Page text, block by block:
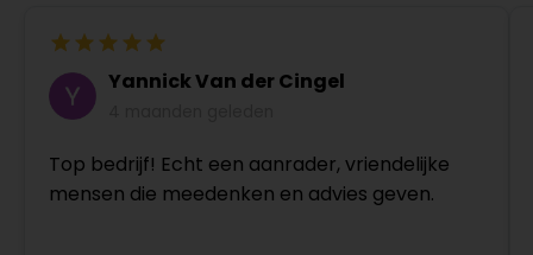
Yannick Van der Cingel
Top bedrijf! Echt een aanrader, vriendelijke
mensen die meedenken en advies geven.